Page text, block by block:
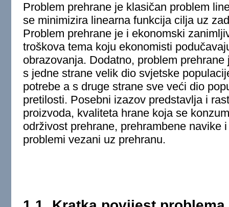
Problem prehrane je klasičan problem
se minimizira linearna funkcija cilja uz
Problem prehrane je i ekonomski
troškova tema koju ekonomisti
obrazovanja. Dodatno, problem
s jedne strane velik dio svjetske
potrebe a s druge strane sve veći dio
pretilosti. Posebni izazov predstavlja i
proizvoda, kvaliteta hrane koja se
održivost prehrane, prehrambene navike
problemi vezani uz prehranu.